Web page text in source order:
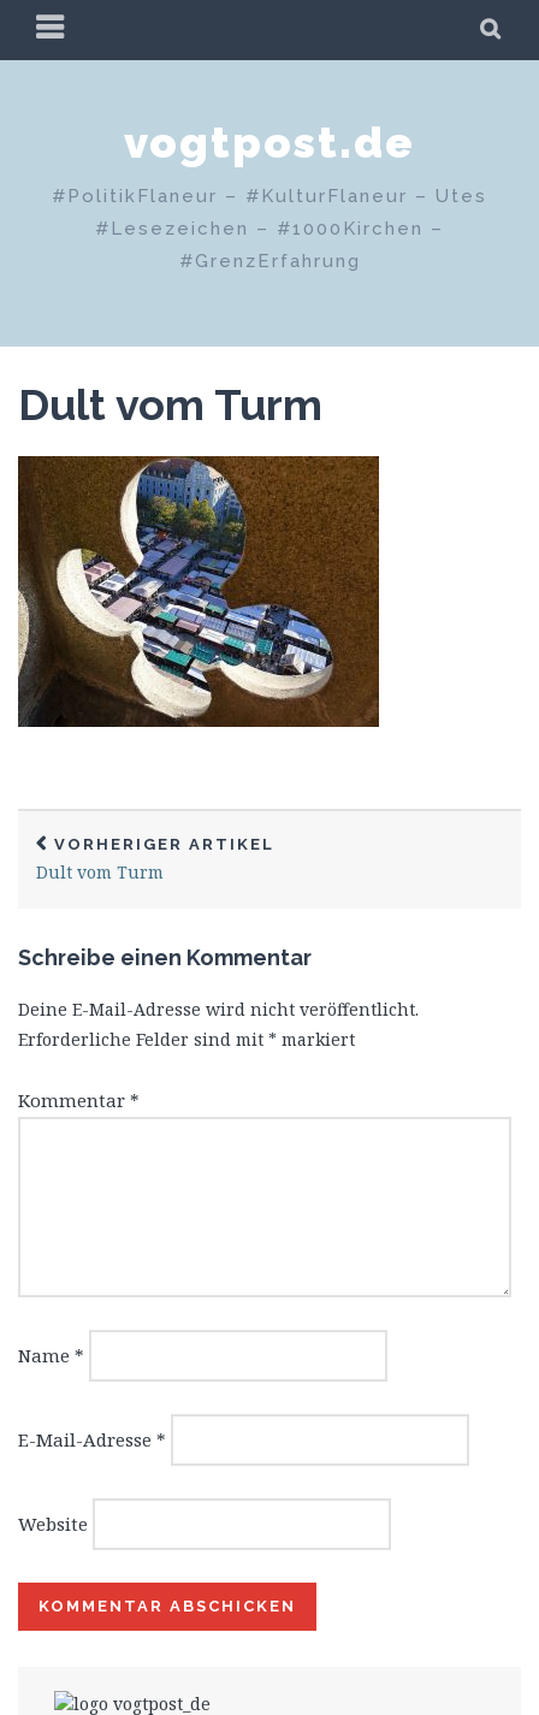
Zum
PRIMÄRES
MENÜ
vogtpost.de
#PolitikFlaneur – #KulturFlaneur – Utes
#Lesezeichen – #1000Kirchen –
#GrenzErfahrung
Dult vom Turm
VORHERIGER ARTIKEL
Dult vom Turm
Schreibe einen Kommentar
Deine E-Mail-Adresse wird nicht veröffentlicht.
Erforderliche Felder sind mit * markiert
Kommentar *
Name *
E-Mail-Adresse *
Website